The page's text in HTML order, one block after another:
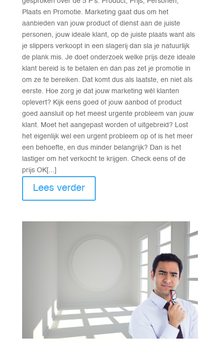
Plaats en Promotie. Marketing gaat dus om het
aanbieden van jouw product of dienst aan de juiste
personen, jouw ideale klant, op de juiste plaats want als
je slippers verkoopt in een slagerij dan sla je natuurlijk
de plank mis. Je doet onderzoek welke prijs deze ideale
klant bereid is te betalen en dan pas zet je promotie in
om ze te bereiken. Dat komt dus als laatste, en niet als
eerste. Hoe zorg je dat jouw marketing wél klanten
oplevert? Kijk eens goed of jouw aanbod of product
goed aansluit op het meest urgente probleem van jouw
klant. Moet het aangepast worden of uitgebreid? Lost
het eigenlijk wel een urgent probleem op of is het meer
een behoefte, en dus minder belangrijk? Dan is het
lastiger om het verkocht te krijgen. Check eens of de
prijs OK[...]
Lees verder